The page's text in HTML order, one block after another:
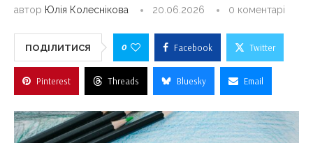
автор Юлія Колеснікова 20.06.2026 0 коментарі
ПОДІЛИТИСЯ 0 Facebook Twitter
Pinterest Threads Bluesky Email